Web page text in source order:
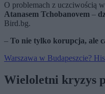
O problemach z uczciwością
Atanasem Tchobanovem –
Bird.bg.
– To nie tylko korupcja, ale
Warszawa w Budapeszcie?
Wieloletni kryzys